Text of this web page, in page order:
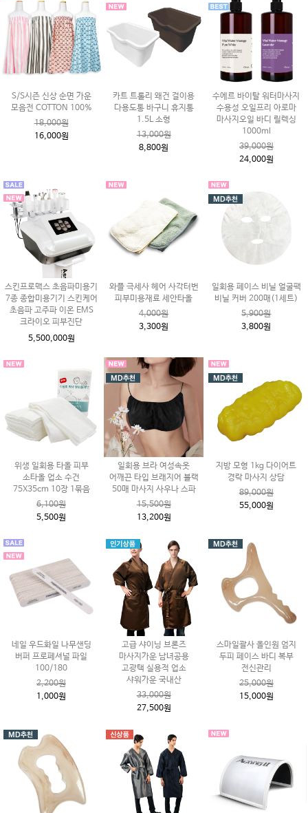
S/S시즌 신상 순면 가운
모음전 COTTON 100%
18,000원
16,000원
카트 트롤리 왜건 걸이용
다용도통 바구니 휴지통
1.5L 소형
13,000원
8,800원
수에르 바이탈 워터마사지
수용성 오일프리 아로마
마사지오일 바디 릴렉싱
1000ml
39,000원
24,000원
스킨프로맥스 초음파미용기
7종 종합미용기기 스킨케어
초음파 고주파 이온 EMS
크라이오 피부진단
5,500,000원
와플 극세사 헤어 사각터번
피부미용재료 세안타올
4,000원
3,300원
일회용 페이스 비닐 얼굴팩
비닐 커버 200매(1세트)
5,900원
3,800원
위생 일회용 타올 피부
소타올 업소 수건
75X35cm 10장 1묶음
6,100원
5,500원
일회용 브라 여성속옷
어깨끈 타입 브래지어 블랙
50매 마사지 사우나 스파
15,500원
13,200원
지방 모형 1kg 다이어트
경락 마사지 상담
89,000원
55,000원
네일 우드화일 나무샌딩
버퍼 프로페셔널 파일
100/180
2,200원
1,000원
고급 샤이닝 브론즈
마사지가운 남녀공용
고광택 실용적 업소
샤워가운 국내산
33,000원
27,500원
스마일괄사 올인원 엄지
두피 페이스 바디 복부
전신관리
25,000원
15,000원